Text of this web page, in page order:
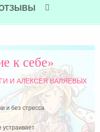
ОТЗЫВЫ
к себе»
И АЛЕКСЕЯ ВАЛЯЕВЫХ
и без стресса
устраивает